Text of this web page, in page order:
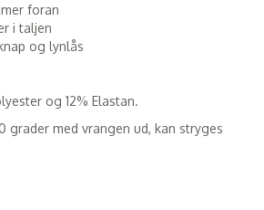
foran
i taljen
og lynlås
og 12% Elastan.
grader med vrangen ud, kan stryges